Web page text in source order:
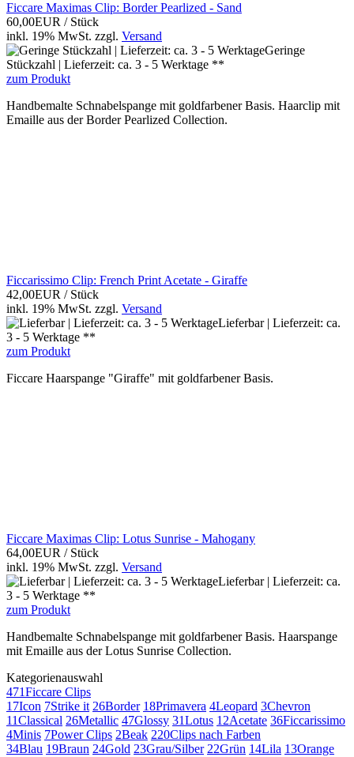
Ficcare Maximas Clip: Border Pearlized - Sand
60,00EUR / Stück
inkl. 19% MwSt. zzgl. Versand
Geringe
Stückzahl | Lieferzeit: ca. 3 - 5 Werktage **
zum Produkt
Handbemalte Schnabelspange mit goldfarbener Basis. Haarclip mit
Emaille aus der Border Pearlized Collection.
Ficcarissimo Clip: French Print Acetate - Giraffe
42,00EUR / Stück
inkl. 19% MwSt. zzgl. Versand
Lieferbar | Lieferzeit: ca.
3 - 5 Werktage **
zum Produkt
Ficcare Haarspange "Giraffe" mit goldfarbener Basis.
Ficcare Maximas Clip: Lotus Sunrise - Mahogany
64,00EUR / Stück
inkl. 19% MwSt. zzgl. Versand
Lieferbar | Lieferzeit: ca.
3 - 5 Werktage **
zum Produkt
Handbemalte Schnabelspange mit goldfarbener Basis. Haarspange
mit Emaille aus der Lotus Sunrise Collection.
Kategorienauswahl
471Ficcare Clips
17Icon 7Strike it 26Border 18Primavera 4Leopard 3Chevron
11Classical 26Metallic 47Glossy 31Lotus 12Acetate 36Ficcarissimo
4Minis 7Power Clips 2Beak 220Clips nach Farben
34Blau 19Braun 24Gold 23Grau/Silber 22Grün 14Lila 13Orange